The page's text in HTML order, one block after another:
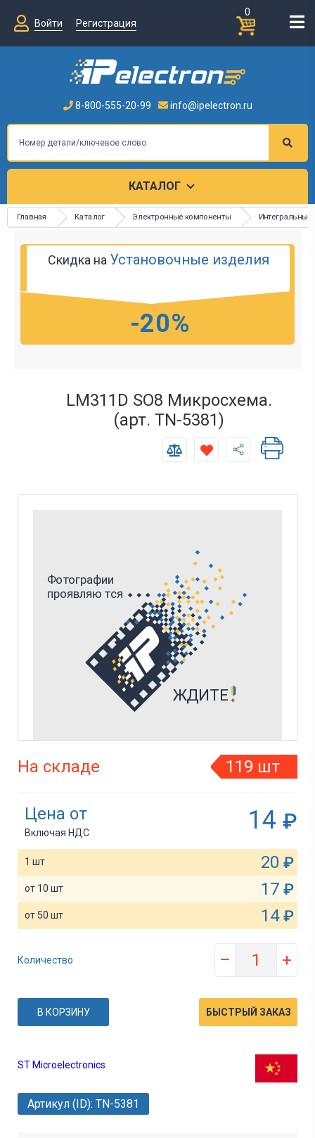
0
Войти
Регистрация
8-800-555-20-99 info@ipelectron.ru
КАТАЛОГ
Главная Каталог Электронные компоненты Интегральные
Скидка на Установочные изделия
-20%
LM311D SO8 Микросхема.
(арт. TN-5381)
ST Microelectronics
Артикул (ID): TN-5381
На складе 119 шт
Цена от
Включая НДС 14 ₽
1 шт 20 ₽
от 10 шт 17 ₽
от 50 шт 14 ₽
Количество – +
В КОРЗИНУ БЫСТРЫЙ ЗАКАЗ